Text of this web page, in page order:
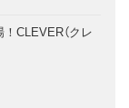
CLEVER（クレ